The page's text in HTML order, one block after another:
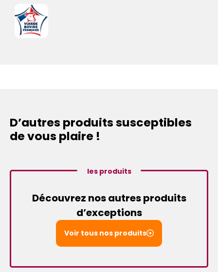
D’autres produits susceptibles
de vous plaire !
les produits
Découvrez nos autres produits
d’exceptions
Voir tous nos produits